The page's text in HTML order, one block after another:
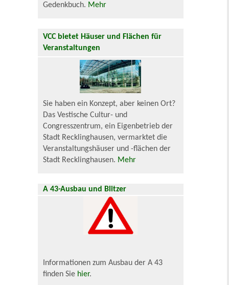
Gedenkbuch. Mehr
VCC bietet Häuser und Flächen für
Veranstaltungen
Sie haben ein Konzept, aber keinen Ort?
Das Vestische Cultur- und
Congresszentrum, ein Eigenbetrieb der
Stadt Recklinghausen, vermarktet die
Veranstaltungshäuser und -flächen der
Stadt Recklinghausen. Mehr
A 43-Ausbau und Blitzer
Informationen zum Ausbau der A 43
finden Sie hier.